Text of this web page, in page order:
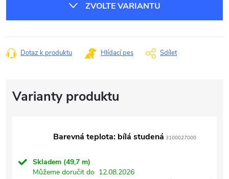
ZVOLTE VARIANTU
Dotaz k produktu Hlídací pes Sdílet
Barevná teplota: bílá studená 3100027000
Skladem (49,7 m)
Můžeme doručit do 12.08.2026